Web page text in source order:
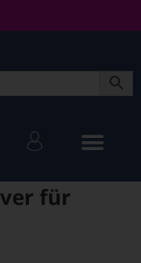
für